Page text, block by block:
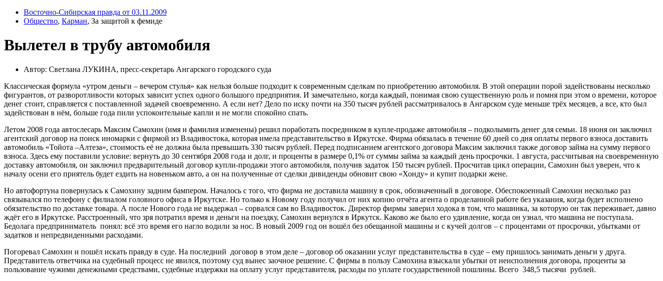
Восточно-Сибирская правда от 03.11.2009
Общество, Карман, За защитой к фемиде
Вылетел в трубу автомобиля
Автор: Светлана ЛУКИНА, пресс-секретарь Ангарского городского суда
Классическая формула «утром деньги – вечером стулья» как нельзя больше подходит к современным сделкам по приобретению автомобиля. В этой операции порой задействованы несколько
фигурантов, от разворотливости которых зависит успех одного большого предприятия. И замечательно, когда каждый, понимая свою существенную роль и помня при этом о времени, которое
денег стоит, справляется с поставленной задачей своевременно. А если нет? Дело по иску почти на 350 тысяч рублей рассматривалось в Ангарском суде меньше трёх месяцев, а все, кто был
задействован в нём, больше года пили успокоительные капли и не могли спокойно спать.
Летом 2008 года автослесарь Максим Самохин (имя и фамилия изменены) решил поработать посредником в купле-продаже автомобиля – подколымить денег для семьи. 18 июня он заключил
агентский договор на поиск иномарки с фирмой из Владивостока, которая имела представительство в Иркутске. Фирма обязалась в течение 60 дней со дня оплаты первого взноса доставить
автомобиль «Тойота –Алтеза», стоимость её не должна была превышать 330 тысяч рублей. Перед подписанием агентского договора Максим заключил также договор займа на сумму первого
взноса. Здесь ему поставили условие: вернуть до 30 сентября 2008 года и долг, и проценты в размере 0,1% от суммы займа за каждый день просрочки. 1 августа, рассчитывая на своевременную
доставку автомобиля, он заключил предварительный договор купли-продажи этого автомобиля, получив задаток 150 тысяч рублей. Просчитав цикл операции, Самохин был уверен, что к
началу осени его приятель будет ездить на новеньком авто, а он на полученные от сделки дивиденды обновит свою «Хонду» и купит подарки жене.
Но автофортуна повернулась к Самохину задним бампером. Началось с того, что фирма не доставила машину в срок, обозначенный в договоре. Обеспокоенный Самохин несколько раз
связывался по телефону с филиалом головного офиса в Иркутске. Но только к Новому году получил от них копию отчёта агента о проделанной работе без указания, когда будет исполнено
обязательство по доставке товара. А после Нового года не выдержал – сорвался сам во Владивосток. Директор фирмы заверил ходока в том, что машинка, за которую он так переживает, давно
ждёт его в Иркутске. Расстроенный, что зря потратил время и деньги на поездку, Самохин вернулся в Иркутск. Каково же было его удивление, когда он узнал, что машина не поступала.
Бедолага предприниматель понял: всё это время его нагло водили за нос. В новый 2009 год он вошёл без обещанной машины и с кучей долгов – с процентами от просрочки, убытками от
задатков и непредвиденными расходами.
Погоревал Самохин и пошёл искать правду в суде. На последний договор в этом деле – договор об оказании услуг представительства в суде – ему пришлось занимать деньги у друга.
Представитель ответчика на судебный процесс не явился, поэтому суд вынес заочное решение. С фирмы в пользу Самохина взыскали убытки от неисполнения договора, проценты за
пользование чужими денежными средствами, судебные издержки на оплату услуг представителя, расходы по уплате государственной пошлины. Всего 348,5 тысячи рублей.